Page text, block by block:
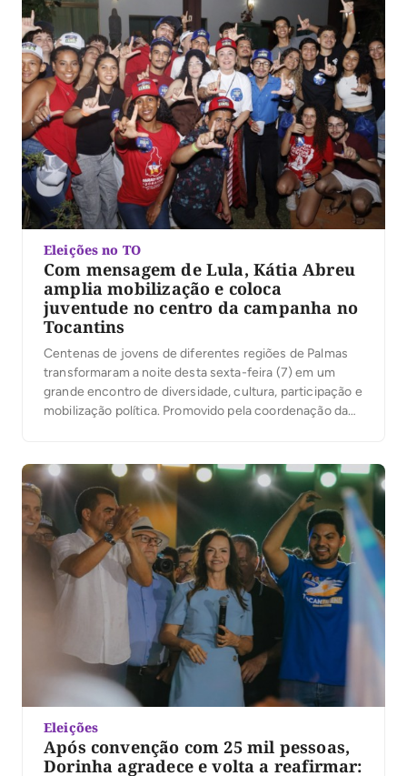
Eleições no TO
Com mensagem de Lula, Kátia Abreu
amplia mobilização e coloca
juventude no centro da campanha no
Tocantins
Centenas de jovens de diferentes regiões de Palmas
transformaram a noite desta sexta-feira (7) em um
grande encontro de diversidade, cultura, participação e
mobilização política. Promovido pela coordenação da
o evento reuniu jovens de Palmas em torno de […]
Eleições
Após convenção com 25 mil pessoas,
Dorinha agradece e volta a reafirmar: